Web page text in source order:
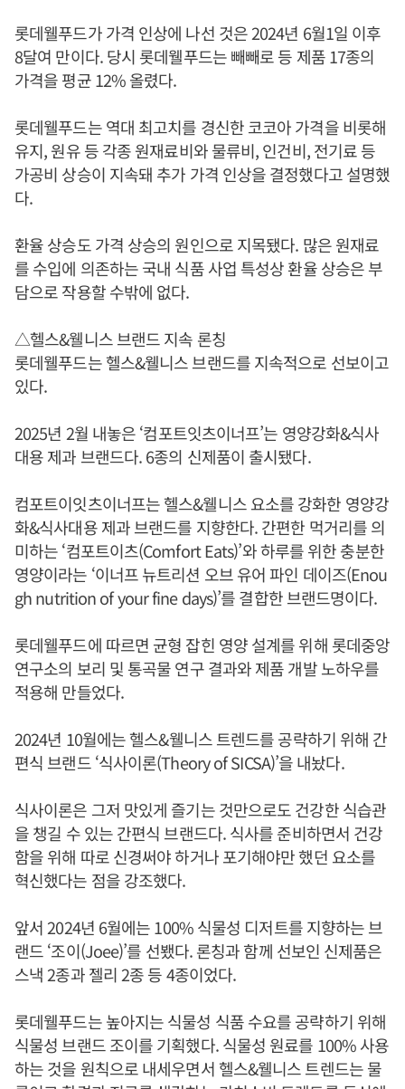
롯데웰푸드가 가격 인상에 나선 것은 2024년 6월1일 이후
8달여 만이다. 당시 롯데웰푸드는 빼빼로 등 제품 17종의
가격을 평균 12% 올렸다.
롯데웰푸드는 역대 최고치를 경신한 코코아 가격을 비롯해
유지, 원유 등 각종 원재료비와 물류비, 인건비, 전기료 등
가공비 상승이 지속돼 추가 가격 인상을 결정했다고 설명했
다.
환율 상승도 가격 상승의 원인으로 지목됐다. 많은 원재료
를 수입에 의존하는 국내 식품 사업 특성상 환율 상승은 부
담으로 작용할 수밖에 없다.
△헬스&웰니스 브랜드 지속 론칭
롯데웰푸드는 헬스&웰니스 브랜드를 지속적으로 선보이고
있다.
2025년 2월 내놓은 ‘컴포트잇츠이너프’는 영양강화&식사
대용 제과 브랜드다. 6종의 신제품이 출시됐다.
컴포트이잇츠이너프는 헬스&웰니스 요소를 강화한 영양강
화&식사대용 제과 브랜드를 지향한다. 간편한 먹거리를 의
미하는 ‘컴포트이츠(Comfort Eats)’와 하루를 위한 충분한
영양이라는 ‘이너프 뉴트리션 오브 유어 파인 데이즈(Enou
gh nutrition of your fine days)’를 결합한 브랜드명이다.
롯데웰푸드에 따르면 균형 잡힌 영양 설계를 위해 롯데중앙
연구소의 보리 및 통곡물 연구 결과와 제품 개발 노하우를
적용해 만들었다.
2024년 10월에는 헬스&웰니스 트렌드를 공략하기 위해 간
편식 브랜드 ‘식사이론(Theory of SICSA)’을 내놨다.
식사이론은 그저 맛있게 즐기는 것만으로도 건강한 식습관
을 챙길 수 있는 간편식 브랜드다. 식사를 준비하면서 건강
함을 위해 따로 신경써야 하거나 포기해야만 했던 요소를
혁신했다는 점을 강조했다.
앞서 2024년 6월에는 100% 식물성 디저트를 지향하는 브
랜드 ‘조이(Joee)’를 선뵀다. 론칭과 함께 선보인 신제품은
스낵 2종과 젤리 2종 등 4종이었다.
롯데웰푸드는 높아지는 식물성 식품 수요를 공략하기 위해
식물성 브랜드 조이를 기획했다. 식물성 원료를 100% 사용
하는 것을 원칙으로 내세우면서 헬스&웰니스 트렌드는 물